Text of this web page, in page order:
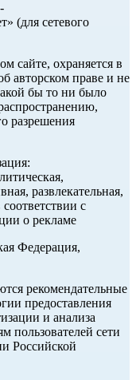
(для сетевого
сайте, охраняется в
авторском праве и не
бы то ни было
разрешения
развлекательная,
с
о рекламе
Федерация,
рекомендательные
предоставления
и анализа
пользователей сети
Российской